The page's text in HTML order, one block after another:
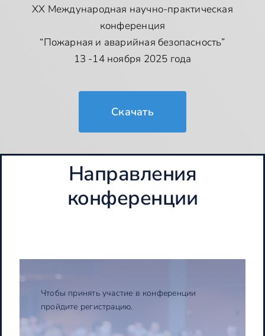
XX Международная научно-практическая
конференция
“Пожарная и аварийная безопасность”
13 -14 ноября 2025 года
Скачать
Направления
конференции
Чтобы принять участие в конференции
пройдите регистрацию.